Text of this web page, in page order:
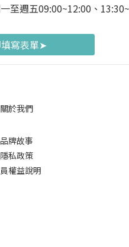
至週五09:00~12:00、
寫表單➤
關於我們
品牌故事
隱私政策
權益說明